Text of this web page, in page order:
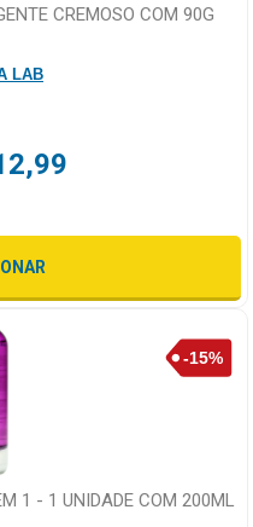
CREMOSO COM 90G
LAB
1 - 1 UNIDADE COM 200ML